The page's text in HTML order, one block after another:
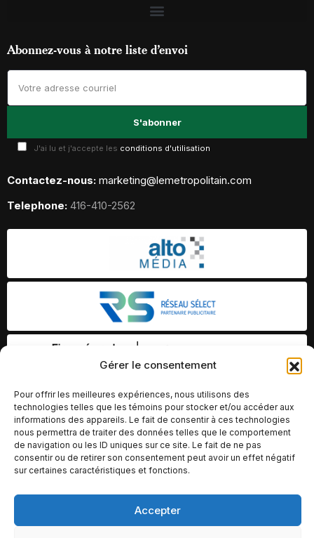
Gérer le consentement
Pour offrir les meilleures expériences, nous utilisons des
technologies telles que les témoins pour stocker et/ou accéder aux
informations des appareils. Le fait de consentir à ces technologies
nous permettra de traiter des données telles que le comportement
de navigation ou les ID uniques sur ce site. Le fait de ne pas
consentir ou de retirer son consentement peut avoir un effet négatif
sur certaines caractéristiques et fonctions.
Accepter
Abonnez-vous à notre liste d’envoi
J'ai lu et j'accepte les conditions d'utilisation
Contactez-nous: marketing@lemetropolitain.com
Telephone: 416-410-2562
© Copyright 2026 – Altomédia Inc |